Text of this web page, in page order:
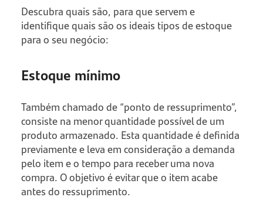
Descubra quais são, para que servem e
identifique quais são os ideais tipos de estoque
para o seu negócio:
Estoque mínimo
Também chamado de “ponto de ressuprimento”,
consiste na menor quantidade possível de um
produto armazenado. Esta quantidade é definida
previamente e leva em consideração a demanda
pelo item e o tempo para receber uma nova
compra. O objetivo é evitar que o item acabe
antes do ressuprimento.